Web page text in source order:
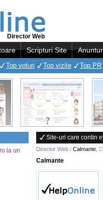
Director Web
Scripturi Site
Top voturi Top vizite Top PR
la un
Site-uri care contin
Director Web / Calmante
Calmante